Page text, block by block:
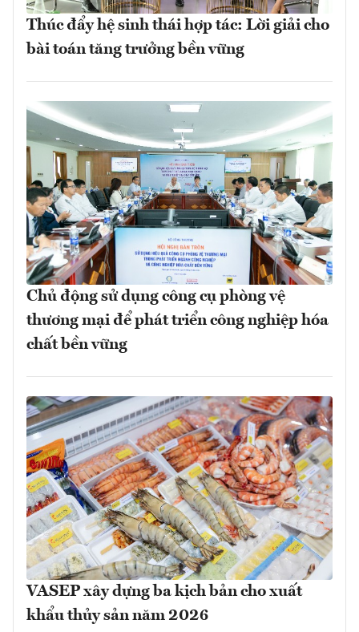
Thúc đẩy hệ sinh thái hợp tác: Lời giải cho
bài toán tăng trưởng bền vững
Chủ động sử dụng công cụ phòng vệ
thương mại để phát triển công nghiệp hóa
chất bền vững
VASEP xây dựng ba kịch bản cho xuất
khẩu thủy sản năm 2026